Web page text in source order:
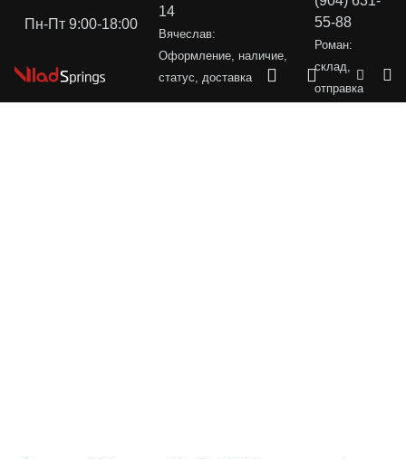
Пн-Пт 9:00-18:00
14
Вячеслав:
Оформление, наличие,
статус, доставка
55-88
Роман:
склад,
отправка